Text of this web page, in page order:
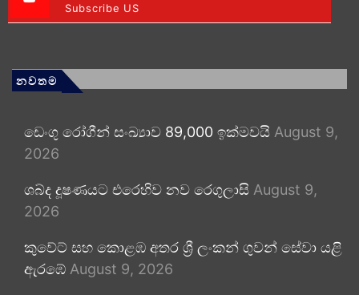
Subscribe US
නවතම
ඩෙංගු රෝගීන් සංඛ්‍යාව 89,000 ඉක්මවයි August 9,
2026
ශබ්ද දූෂණයට එරෙහිව නව රෙගුලාසි August 9,
2026
කුවේට් සහ කොළඹ අතර ශ්‍රී ලංකන් ගුවන් සේවා යළි
ඇරඹේ August 9, 2026